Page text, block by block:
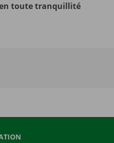
toute tranquillité